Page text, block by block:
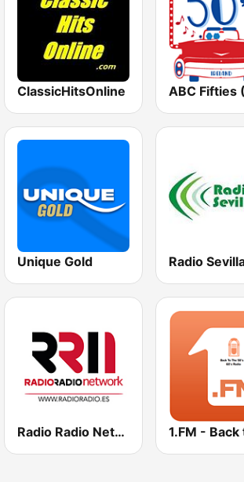
ClassicHitsOnline ABC Fifties
Unique Gold Radio
Radio Radio Network